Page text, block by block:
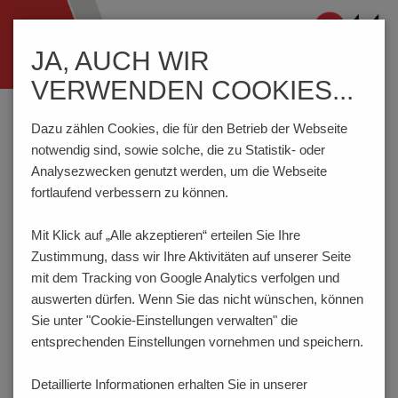
ein-/ausblenden
Home Komponenten Schalter DIP-Schalter D15AJ
PRODUKTKONFIGURATOR
Hier haben Sie die Möglichkeit für das Produkt
verschiedene Eigenschaften festzulegen, die Ihren
Anforderungen entsprechen. Der Bestellcode wird dabei
dynamisch generiert und angezeigt.
POLZAHL
JA, AUCH WIR
VERWENDEN COOKIES...
Dazu zählen Cookies, die für den Betrieb der Webseite
notwendig sind, sowie solche, die zu Statistik- oder
Analysezwecken genutzt werden, um die Webseite
fortlaufend verbessern zu können.
Mit Klick auf „Alle akzeptieren“ erteilen Sie Ihre
Zustimmung, dass wir Ihre Aktivitäten auf unserer Seite
mit dem Tracking von Google Analytics verfolgen und
auswerten dürfen. Wenn Sie das nicht wünschen, können
Sie unter "Cookie-Einstellungen verwalten" die
entsprechenden Einstellungen vornehmen und speichern.
Detaillierte Informationen erhalten Sie in unserer